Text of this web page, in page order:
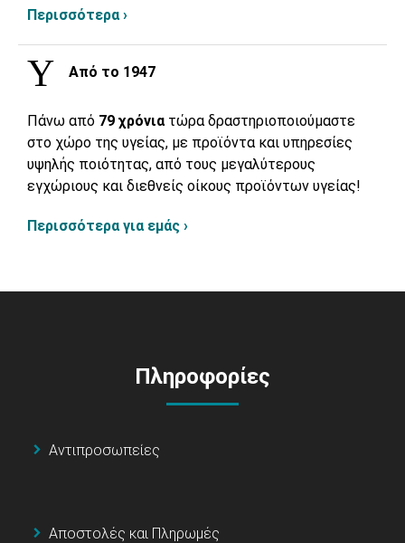
Περισσότερα ›
Από το 1947
Πάνω από 79 χρόνια τώρα δραστηριοποιούμαστε
στο χώρο της υγείας, με προϊόντα και υπηρεσίες
υψηλής ποιότητας, από τους μεγαλύτερους
εγχώριους και διεθνείς οίκους προϊόντων υγείας!
Περισσότερα για εμάς ›
Πληροφορίες
Αντιπροσωπείες
Αποστολές και Πληρωμές